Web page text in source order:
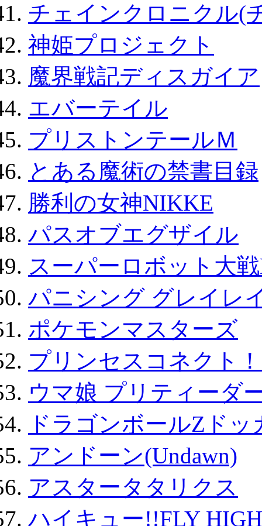
チェインクロニクル(
神姫プロジェクト
魔界戦記ディスガイア
エバーテイル
プリストンテールＭ
とある魔術の禁書目録
勝利の女神NIKKE
パスオブエグザイル
スーパーロボット大
パニシング グレイレ
ポケモンマスターズ
プリンセスコネクト
ウマ娘 プリティーダ
ドラゴンボールZド
アンドーン(Undawn)
アスタータタリクス
ハイキュー!!FLY HIGH